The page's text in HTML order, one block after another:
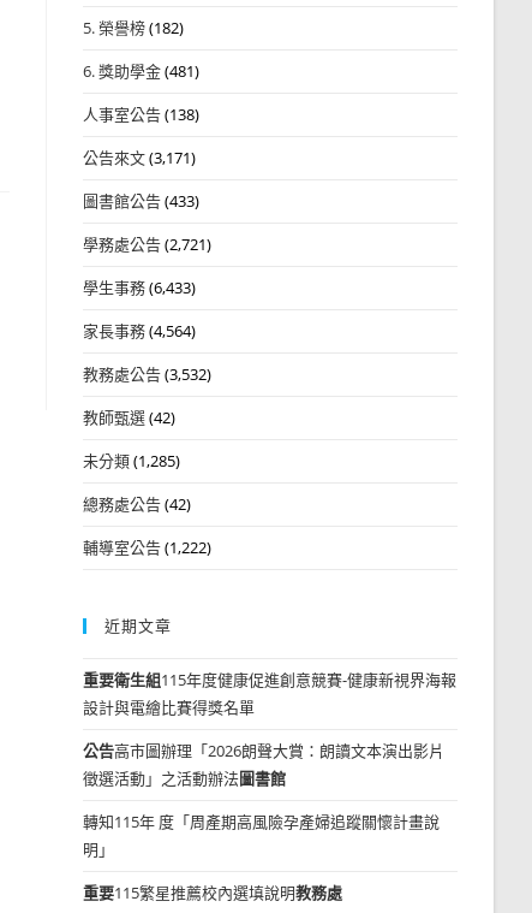
5. 榮譽榜(182)
6. 獎助學金(481)
人事室公告(138)
公告來文(3,171)
圖書館公告(433)
學務處公告(2,721)
學生事務(6,433)
家長事務(4,564)
教務處公告(3,532)
教師甄選(42)
未分類(1,285)
總務處公告(42)
輔導室公告(1,222)
近期文章
重要衛生組115年度健康促進創意競賽-健康新視界海報
設計與電繪比賽得獎名單
公告高市圖辦理「2026朗聲大賞：朗讀文本演出影片
徵選活動」之活動辦法圖書館
轉知115年 度「周產期高風險孕產婦追蹤關懷計畫說
明」
重要115繁星推薦校內選填說明教務處